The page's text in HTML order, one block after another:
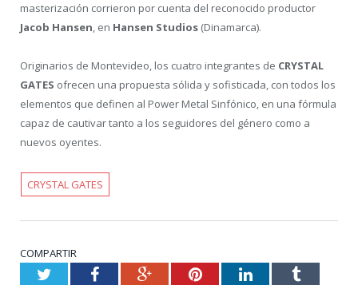
masterización corrieron por cuenta del reconocido productor
Jacob Hansen, en Hansen Studios (Dinamarca).
Originarios de Montevideo, los cuatro integrantes de CRYSTAL
GATES ofrecen una propuesta sólida y sofisticada, con todos los
elementos que definen al Power Metal Sinfónico, en una fórmula
capaz de cautivar tanto a los seguidores del género como a
nuevos oyentes.
CRYSTAL GATES
COMPARTIR
TwitterFacebookGoogle+PinterestLinkedInTumblr